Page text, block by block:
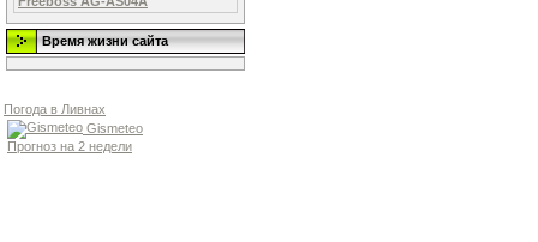
Время жизни сайта
Погода в Ливнах
Gismeteo
Прогноз на 2 недели